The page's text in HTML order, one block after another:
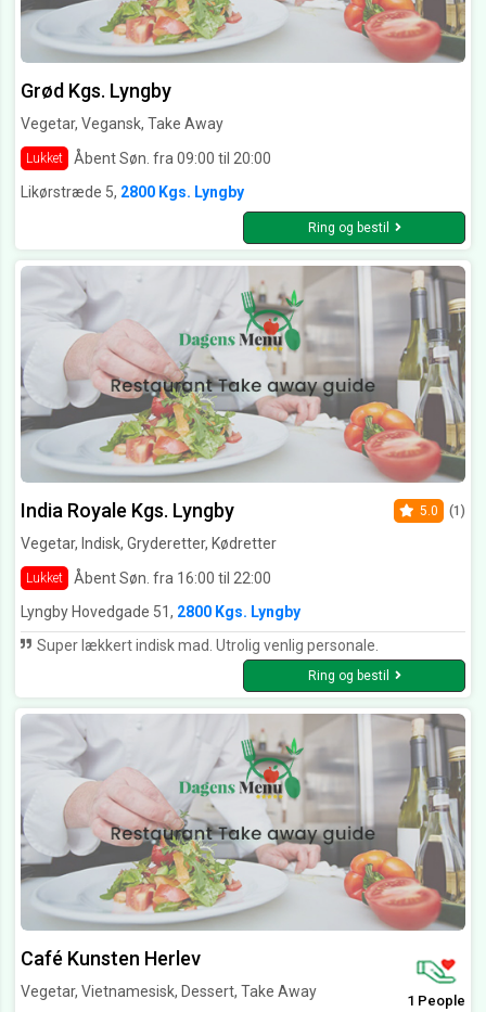
Grød Kgs. Lyngby
Vegetar, Vegansk, Take Away
Lukket
Åbent Søn. fra 09:00 til 20:00
Likørstræde 5, 2800 Kgs. Lyngby
Ring og bestil
India Royale Kgs. Lyngby
Vegetar, Indisk, Gryderetter, Kødretter
Lukket Åbent Søn. fra 16:00 til 22:00
5.0 (1)
Lyngby Hovedgade 51, 2800 Kgs. Lyngby
Super lækkert indisk mad. Utrolig venlig personale.
Ring og bestil
Café Kunsten Herlev
Vegetar, Vietnamesisk, Dessert, Take Away
1 People